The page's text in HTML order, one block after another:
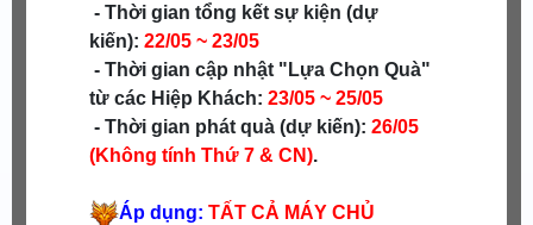
- Thời gian tổng kết sự kiện (dự
kiến): 22/05 ~ 23/05
- Thời gian cập nhật "Lựa Chọn Quà"
từ các Hiệp Khách: 23/05 ~ 25/05
- Thời gian phát quà (dự kiến): 26/05
(Không tính Thứ 7 & CN).
Áp dụng: TẤT CẢ MÁY CHỦ